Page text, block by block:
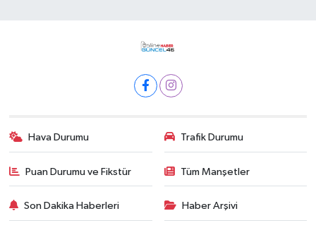
Hava Durumu Trafik Durumu
Puan Durumu ve Fikstür Tüm Manşetler
Son Dakika Haberleri Haber Arşivi